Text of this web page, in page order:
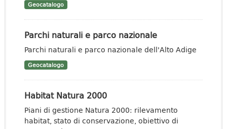
Geocatalogo
Parchi naturali e parco nazionale
Parchi naturali e parco nazionale dell'Alto Adige
Geocatalogo
Habitat Natura 2000
Piani di gestione Natura 2000: rilevamento
habitat, stato di conservazione, obiettivo di